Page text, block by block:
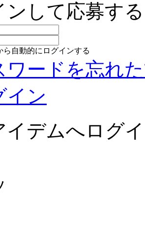
ンして応募する
ら自動的にログインする
ワードを忘れ
イン
イデムへログ